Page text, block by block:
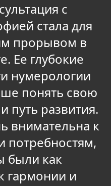
с
стала для
прорывом в
Ее глубокие
нумерологии
понять свою
путь развития.
внимательна к
потребностям,
были как
гармонии и